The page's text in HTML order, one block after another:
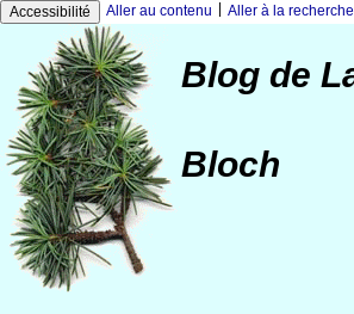
Accessibilité Aller au contenu Aller à la recherche
Blog de
Bloch